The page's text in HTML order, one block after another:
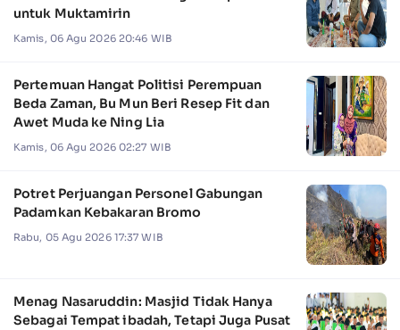
untuk Muktamirin
Kamis, 06 Agu 2026 20:46 WIB
Pertemuan Hangat Politisi Perempuan
Beda Zaman, Bu Mun Beri Resep Fit dan
Awet Muda ke Ning Lia
Kamis, 06 Agu 2026 02:27 WIB
Potret Perjuangan Personel Gabungan
Padamkan Kebakaran Bromo
Rabu, 05 Agu 2026 17:37 WIB
Menag Nasaruddin: Masjid Tidak Hanya
Sebagai Tempat ibadah, Tetapi Juga Pusat